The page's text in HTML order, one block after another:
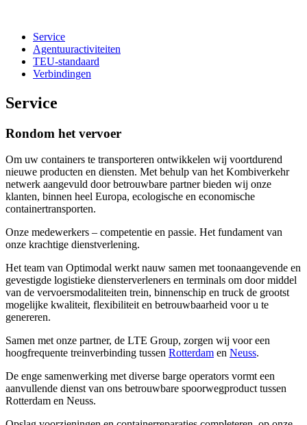
Service
Agentuuractiviteiten
TEU-standaard
Verbindingen
Service
Rondom het vervoer
Om uw containers te transporteren ontwikkelen wij voortdurend
nieuwe producten en diensten. Met behulp van het Kombiverkehr
netwerk aangevuld door betrouwbare partner bieden wij onze
klanten, binnen heel Europa, ecologische en economische
containertransporten.
Onze medewerkers – competentie en passie. Het fundament van
onze krachtige dienstverlening.
Het team van Optimodal werkt nauw samen met toonaangevende en
gevestigde logistieke diensterverleners en terminals om door middel
van de vervoersmodaliteiten trein, binnenschip en truck de grootst
mogelijke kwaliteit, flexibiliteit en betrouwbaarheid voor u te
genereren.
Samen met onze partner, de LTE Group, zorgen wij voor een
hoogfrequente treinverbinding tussen Rotterdam en Neuss.
De enge samenwerking met diverse barge operators vormt een
aanvullende dienst van ons betrouwbare spoorwegproduct tussen
Rotterdam en Neuss.